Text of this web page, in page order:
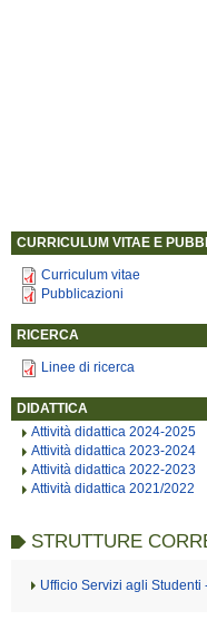
CURRICULUM VITAE E
Curriculum vitae
Pubblicazioni
RICERCA
Linee di ricerca
DIDATTICA
Attività didattica 2024-2025
Attività didattica 2023-2024
Attività didattica 2022-2023
Attività didattica 2021/2022
STRUTTURE
Ufficio Servizi agli Studenti